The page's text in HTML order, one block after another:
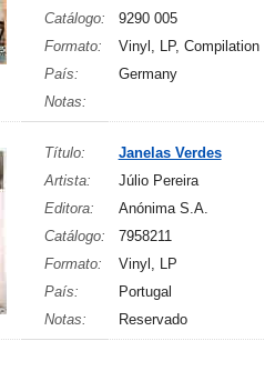
Catálogo:
9290 005
Formato:
Vinyl, LP, Compilation
País:
Germany
Notas:
Título:
Janelas Verdes
Artista:
Júlio Pereira
Editora:
Anónima S.A.
Catálogo:
7958211
Formato:
Vinyl, LP
País:
Portugal
Notas:
Reservado